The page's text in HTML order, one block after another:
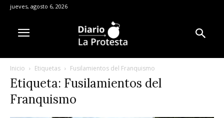
jueves, agosto 6, 2026
Inicio Etiquetas Fusilamientos del Franquismo
Etiqueta: Fusilamientos del
Franquismo